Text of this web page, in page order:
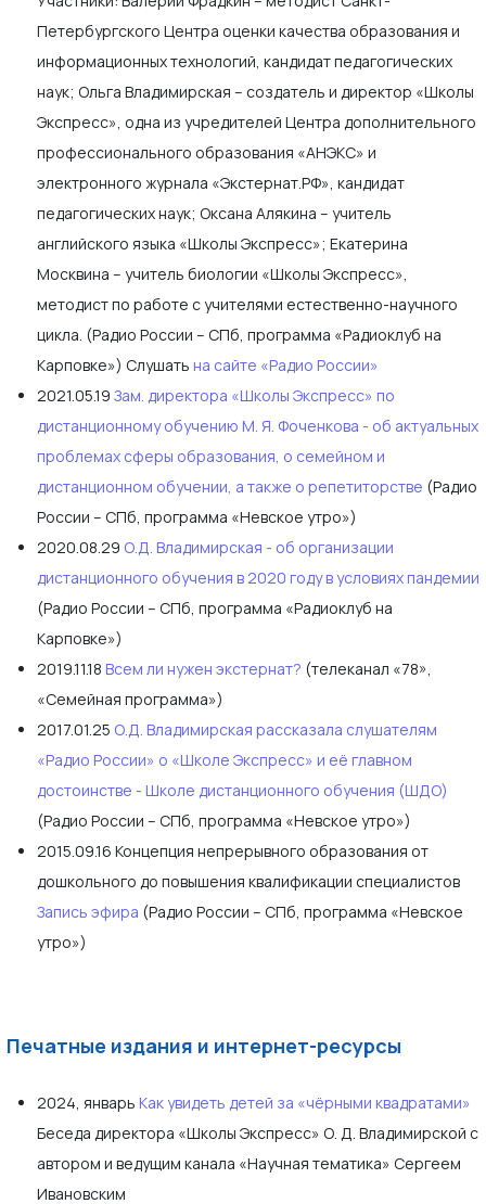
Петербургского Центра оценки качества образования и
информационных технологий, кандидат педагогических
наук; Ольга Владимирская – создатель и директор «Школы
Экспресс», одна из учредителей Центра дополнительного
профессионального образования «АНЭКС» и
электронного журнала «Экстернат.РФ», кандидат
педагогических наук; Оксана Алякина – учитель
английского языка «Школы Экспресс»; Екатерина
Москвина – учитель биологии «Школы Экспресс»,
методист по работе с учителями естественно-научного
цикла. (Радио России – СПб, программа «Радиоклуб на
Карповке») Слушать на сайте «Радио России»
2021.05.19 Зам. директора «Школы Экспресс» по
дистанционному обучению М. Я. Фоченкова - об актуальных
проблемах сферы образования, о семейном и
дистанционном обучении, а также о репетиторстве (Радио
России – СПб, программа «Невское утро»)
2020.08.29 О.Д. Владимирская - об организации
дистанционного обучения в 2020 году в условиях пандемии
(Радио России – СПб, программа «Радиоклуб на
Карповке»)
2019.11.18 Всем ли нужен экстернат? (телеканал «78»,
«Семейная программа»)
2017.01.25 О.Д. Владимирская рассказала слушателям
«Радио России» о «Школе Экспресс» и её главном
достоинстве - Школе дистанционного обучения (ШДО)
(Радио России – СПб, программа «Невское утро»)
2015.09.16 Концепция непрерывного образования от
дошкольного до повышения квалификации специалистов
Запись эфира (Радио России – СПб, программа «Невское
утро»)
Печатные издания и интернет-ресурсы
2024, январь Как увидеть детей за «чёрными квадратами»
Беседа директора «Школы Экспресс» О. Д. Владимирской с
автором и ведущим канала «Научная тематика» Сергеем
Ивановским